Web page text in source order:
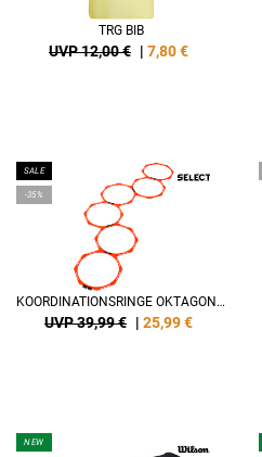
TRG BIB
UVP 12,00 € | 7,80€
SALE
-35%
KOORDINATIONSRINGE OKTAGON V22
UVP 39,99 € | 25,99€
NEW